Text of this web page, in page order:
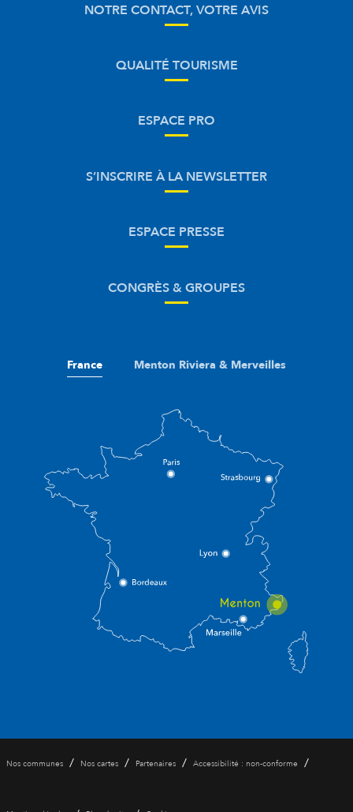
NOTRE CONTACT, VOTRE AVIS
QUALITÉ TOURISME
ESPACE PRO
S’INSCRIRE À LA NEWSLETTER
ESPACE PRESSE
CONGRÈS & GROUPES
France Menton Riviera & Merveilles
Nos communes / Nos cartes / Partenaires / Accessibilité : non-conforme /